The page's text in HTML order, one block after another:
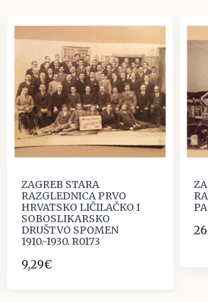
ZAGREB STARA
RAZGLEDNICA PRVO
HRVATSKO LIČILAČKO I
SOBOSLIKARSKO
DRUŠTVO SPOMEN
1910.-1930. R0173
9,29€